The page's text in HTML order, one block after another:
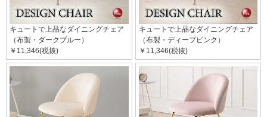
キュートで上品なダイニングチェア
（布製・ダークブルー）
￥11,346(税抜)
キュートで上品なダイニングチェア
（布製・ディープピンク）
￥11,346(税抜)